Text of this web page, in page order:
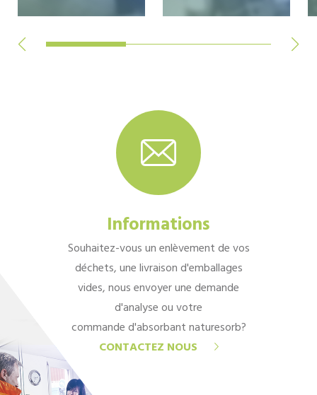
Informations
Souhaitez-vous un enlèvement de vos
déchets, une livraison d'emballages
vides, nous envoyer une demande
d'analyse ou votre
commande d'absorbant naturesorb?
CONTACTEZ NOUS